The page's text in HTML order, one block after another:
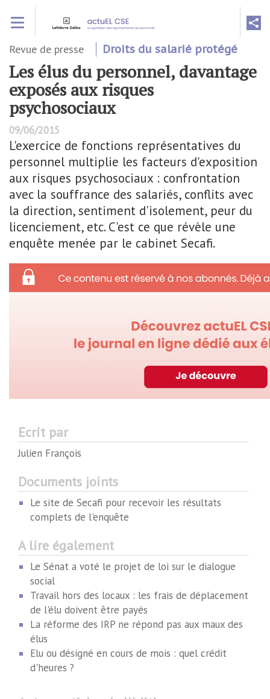
contenu
Revue de presse Droits du salarié protégé
Les élus du personnel, davantage
exposés aux risques
psychosociaux
09/06/2015
L'exercice de fonctions représentatives du
personnel multiplie les facteurs d'exposition
aux risques psychosociaux : confrontation
avec la souffrance des salariés, conflits avec
la direction, sentiment d'isolement, peur du
licenciement, etc. C'est ce que révèle une
enquête menée par le cabinet Secafi.
Ecrit par
Julien François
Documents joints
Le site de Secafi pour recevoir les résultats
complets de l'enquête
A lire également
Le Sénat a voté le projet de loi sur le dialogue
social
Travail hors des locaux : les frais de déplacement
de l'élu doivent être payés
La réforme des IRP ne répond pas aux maux des
élus
Elu ou désigné en cours de mois : quel crédit
d'heures ?